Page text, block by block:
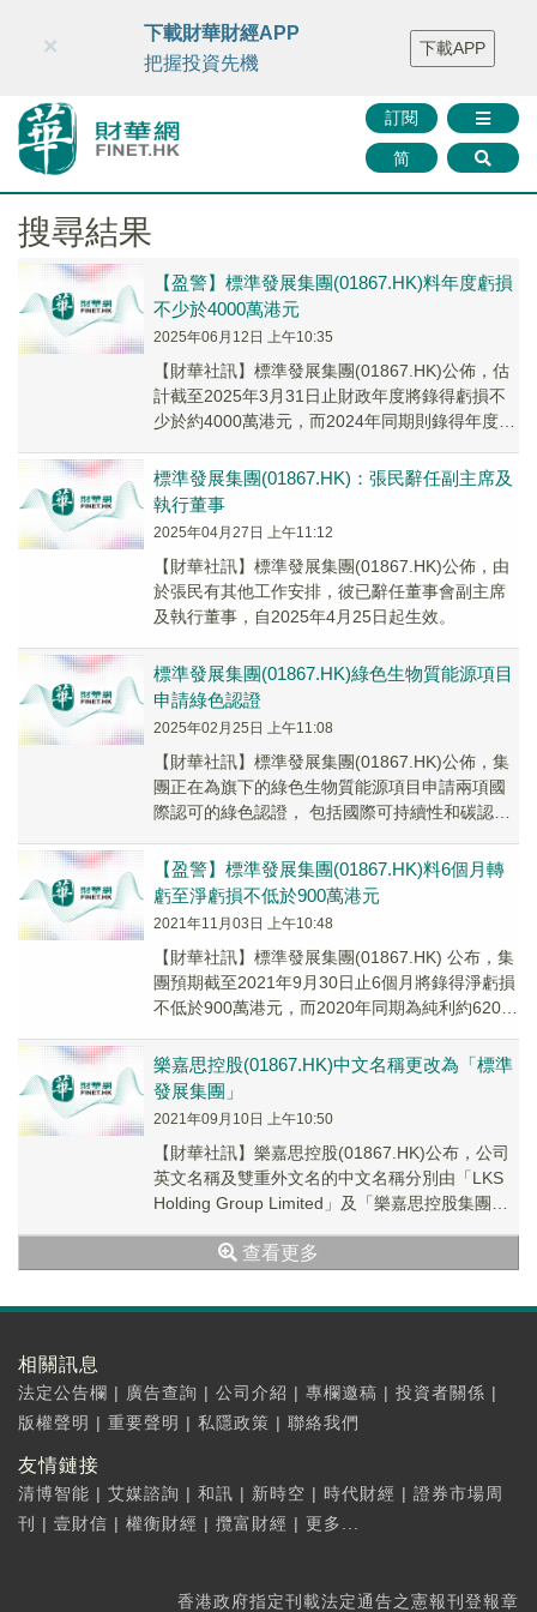
財華智庫網 FINTV FINMETA 財華證券 媒體矩陣
智庫沙龍
聯絡我們
訂閱
简
×
下載財華財經APP
把握投資先機
下載APP
搜尋結果
【盈警】標準發展集團(01867.HK)料年度虧損
不少於4000萬港元
2025年06月12日 上午10:35
【財華社訊】標準發展集團(01867.HK)公佈，估
計截至2025年3月31日止財政年度將錄得虧損不
少於約4000萬港元，而2024年同期則錄得年度虧
標準發展集團(01867.HK)：張民辭任副主席及
執行董事
2025年04月27日 上午11:12
【財華社訊】標準發展集團(01867.HK)公佈，由
於張民有其他工作安排，彼已辭任董事會副主席
及執行董事，自2025年4月25日起生效。
標準發展集團(01867.HK)綠色生物質能源項目
申請綠色認證
2025年02月25日 上午11:08
【財華社訊】標準發展集團(01867.HK)公佈，集
團正在為旗下的綠色生物質能源項目申請兩項國
際認可的綠色認證， 包括國際可持續性和碳認證
【盈警】標準發展集團(01867.HK)料6個月轉
虧至淨虧損不低於900萬港元
2021年11月03日 上午10:48
【財華社訊】標準發展集團(01867.HK) 公布，集
團預期截至2021年9月30日止6個月將錄得淨虧損
不低於900萬港元，而2020年同期為純利約620萬
樂嘉思控股(01867.HK)中文名稱更改為「標準
發展集團」
2021年09月10日 上午10:50
【財華社訊】樂嘉思控股(01867.HK)公布，公司
英文名稱及雙重外文名的中文名稱分別由「LKS
Holding Group Limited」及「樂嘉思控股集團有
查看更多
相關訊息
法定公告欄 | 廣告查詢 | 公司介紹 | 專欄邀稿 | 投資者關係 |
版權聲明 | 重要聲明 | 私隱政策 | 聯絡我們
友情鏈接
清博智能 | 艾媒諮詢 | 和訊 | 新時空 | 時代財經 | 證券市場周
刊
| 壹財信 | 權衡財經 | 攬富財經 | 更多...
香港政府指定刊載法定通告之憲報刊登報章